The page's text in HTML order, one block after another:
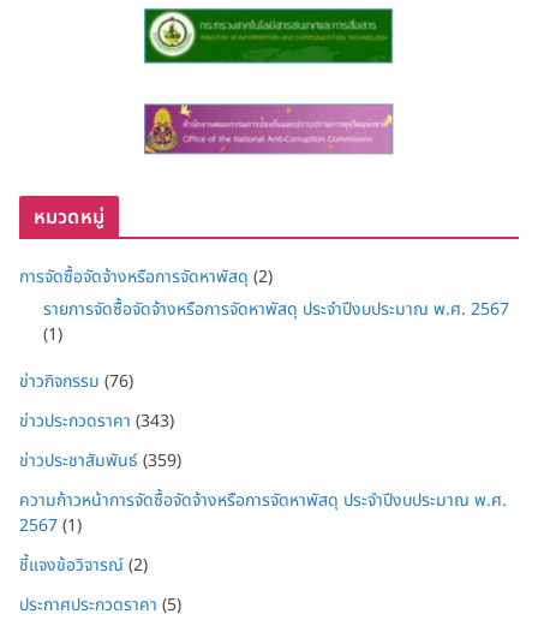
หมวดหมู่
การจัดซื้อจัดจ้างหรือการจัดหาพัสดุ (2)
รายการจัดซื้อจัดจ้างหรือการจัดหาพัสดุ ประจำปีงบประมาณ พ.ศ. 2567
(1)
ข่าวกิจกรรม (76)
ข่าวประกวดราคา (343)
ข่าวประชาสัมพันธ์(359)
ความก้าวหน้าการจัดซื้อจัดจ้างหรือการจัดหาพัสดุ ประจำปีงบประมาณ พ.ศ.
2567(1)
ชี้แจงข้อวิจารณ์(2)
ประกาศประกวดราคา (5)